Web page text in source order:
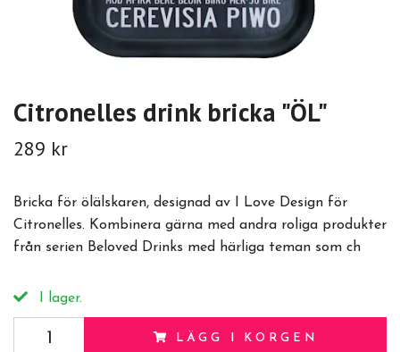
Citronelles drink bricka "ÖL"
289 kr
Bricka för ölälskaren, designad av I Love Design för
Citronelles. Kombinera gärna med andra roliga produkter
från serien Beloved Drinks med härliga teman som ch
I lager.
LÄGG I KORGEN